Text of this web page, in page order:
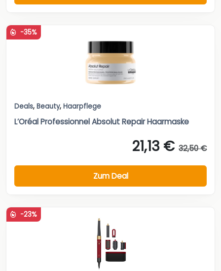
-35%
Deals, Beauty, Haarpflege
L’Oréal Professionnel Absolut Repair Haarmaske
21,13 € 32,50 €
Zum Deal
-23%